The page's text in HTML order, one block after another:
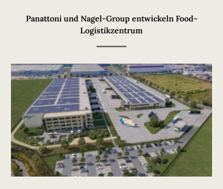
Panattoni und Nagel-Group entwickeln Food-
Logistikzentrum